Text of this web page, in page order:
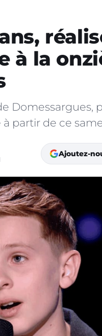
à la
Domessargues,
partir de ce
Ajoutez-